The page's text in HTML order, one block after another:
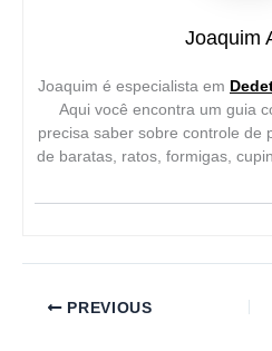
Joaquim
Joaquim é especialista em
Aqui você encontra um guia
precisa saber sobre controle de
de baratas, ratos, formigas,
PREVIOUS